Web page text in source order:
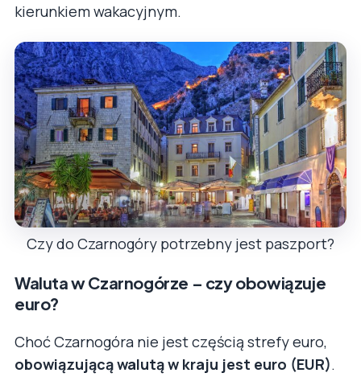
kierunkiem wakacyjnym.
Czy do Czarnogóry potrzebny jest paszport?
Waluta w Czarnogórze – czy obowiązuje
euro?
Choć Czarnogóra nie jest częścią strefy euro,
obowiązującą walutą w kraju jest euro (EUR).